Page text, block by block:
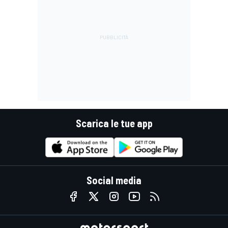
Scarica le tue app
Social media